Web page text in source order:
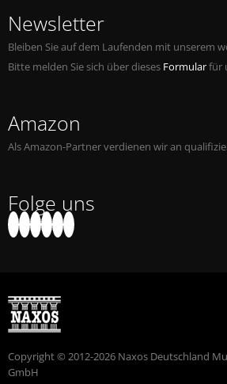
Newsletter
Bleiben Sie auf dem Laufenden mit unserem
Bitte melden Sie sich über dieses Formularfür
Amazon
Als Amazon-Partner verdienen wir an
Folge uns
Copyright © 2012-2026 Naxos Deutschland
GmbH